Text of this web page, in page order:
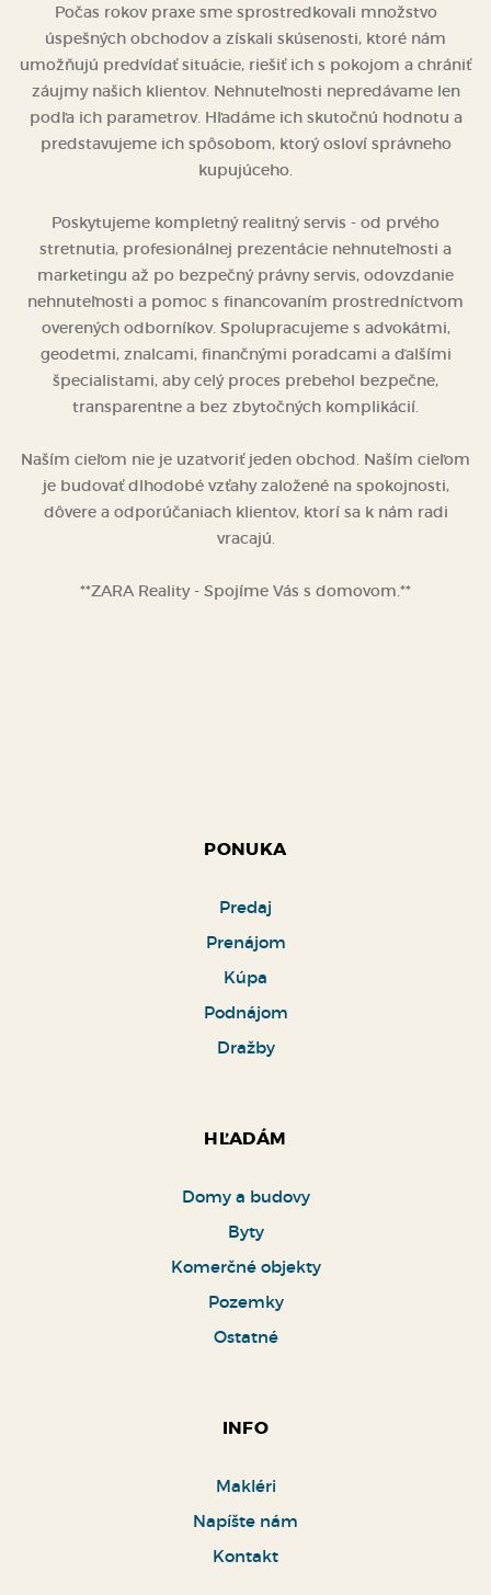
Počas rokov praxe sme sprostredkovali množstvo
úspešných obchodov a získali skúsenosti, ktoré nám
umožňujú predvídať situácie, riešiť ich s pokojom a chrániť
záujmy našich klientov. Nehnuteľnosti nepredávame len
podľa ich parametrov. Hľadáme ich skutočnú hodnotu a
predstavujeme ich spôsobom, ktorý osloví správneho
kupujúceho.
Poskytujeme kompletný realitný servis - od prvého
stretnutia, profesionálnej prezentácie nehnuteľnosti a
marketingu až po bezpečný právny servis, odovzdanie
nehnuteľnosti a pomoc s financovaním prostredníctvom
overených odborníkov. Spolupracujeme s advokátmi,
geodetmi, znalcami, finančnými poradcami a ďalšími
špecialistami, aby celý proces prebehol bezpečne,
transparentne a bez zbytočných komplikácií.
Naším cieľom nie je uzatvoriť jeden obchod. Naším cieľom
je budovať dlhodobé vzťahy založené na spokojnosti,
dôvere a odporúčaniach klientov, ktorí sa k nám radi
vracajú.
**ZARA Reality - Spojíme Vás s domovom.**
PONUKA
Predaj
Prenájom
Kúpa
Podnájom
Dražby
HĽADÁM
Domy a budovy
Byty
Komerčné objekty
Pozemky
Ostatné
INFO
Makléri
Napíšte nám
Kontakt